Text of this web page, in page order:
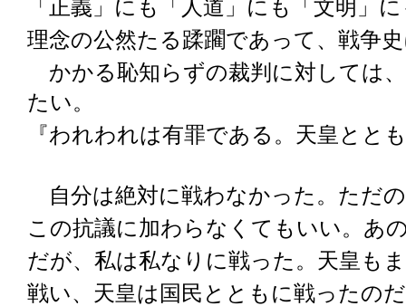
「正義」にも「人道」にも「文明」
理念の公然たる蹂躙であって、戦争
かかる恥知らずの裁判に対しては
たい。
『われわれは有罪である。天皇とと
自分は絶対に戦わなかった。ただ
この抗議に加わらなくてもいい。あ
だが、私は私なりに戦った。天皇も
戦い、天皇は国民とともに戦ったの